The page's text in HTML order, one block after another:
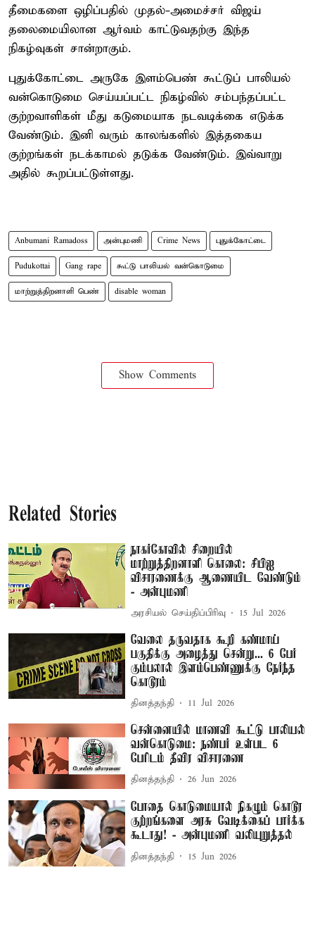
தீமைகளை ஒழிப்பதில் முதல்-அமைச்சர் விஜய்
தலைமையிலான ஆர்வம் காட்டுவதற்கு இந்த
நிகழ்வுகள் சான்றாகும்.
புதுக்கோட்டை அருகே இளம்பெண் கூட்டுப் பாலியல்
வன்கொடுமை செய்யப்பட்ட நிகழ்வில் சம்பந்தப்பட்ட
குற்றவாளிகள் மீது கடுமையாக நடவடிக்கை எடுக்க
வேண்டும். இனி வரும் காலங்களில் இத்தகைய
குற்றங்கள் நடக்காமல் தடுக்க வேண்டும். இவ்வாறு
அதில் கூறப்பட்டுள்ளது.
Anbumani Ramadoss அன்புமணி Crime News புதுக்கோட்டை
Pudukottai Gang rape கூட்டு பாலியல் வன்கொடுமை
மாற்றுத்திறனாளி பெண் disable woman
Show Comments
Related Stories
நாகர்கோவில் சிறையில்
மாற்றுத்திறனாளி கொலை: சிபிஐ
விசாரணைக்கு ஆணையிட வேண்டும்
- அன்புமணி
அரசியல் செய்திப்பிரிவு 15 Jul 2026
வேலை தருவதாக கூறி கண்மாய்
பகுதிக்கு அழைத்து சென்று... 6 பேர்
கும்பலால் இளம்பெண்ணுக்கு நேர்ந்த
கொடூரம்
தினத்தந்தி 11 Jul 2026
சென்னையில் மாணவி கூட்டு பாலியல்
வன்கொடுமை: நண்பர் உள்பட 6
பேரிடம் தீவிர விசாரணை
தினத்தந்தி 26 Jun 2026
போதை கொடுமையால் நிகழும் கொடூர
குற்றங்களை அரசு வேடிக்கைப் பார்க்க
கூடாது! - அன்புமணி வலியுறுத்தல்
தினத்தந்தி 15 Jun 2026